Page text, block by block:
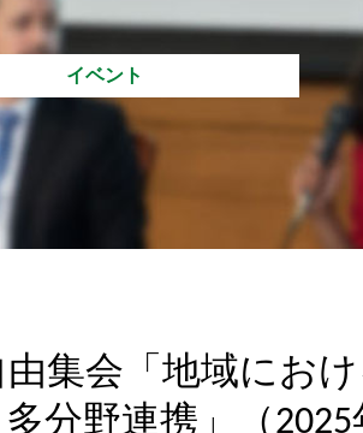
イベント
集会「地域にお
分野連携」（2025